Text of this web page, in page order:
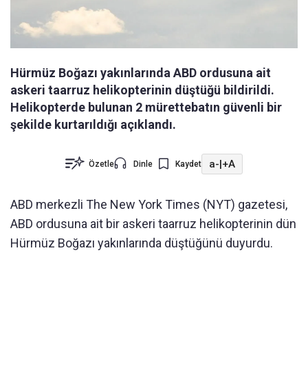
Hürmüz Boğazı yakınlarında ABD ordusuna ait
askeri taarruz helikopterinin düştüğü bildirildi.
Helikopterde bulunan 2 mürettebatın güvenli bir
şekilde kurtarıldığı açıklandı.
Özetle Dinle Kaydet a-|+A
ABD merkezli The New York Times (NYT) gazetesi,
ABD ordusuna ait bir askeri taarruz helikopterinin dün
Hürmüz Boğazı yakınlarında düştüğünü duyurdu.